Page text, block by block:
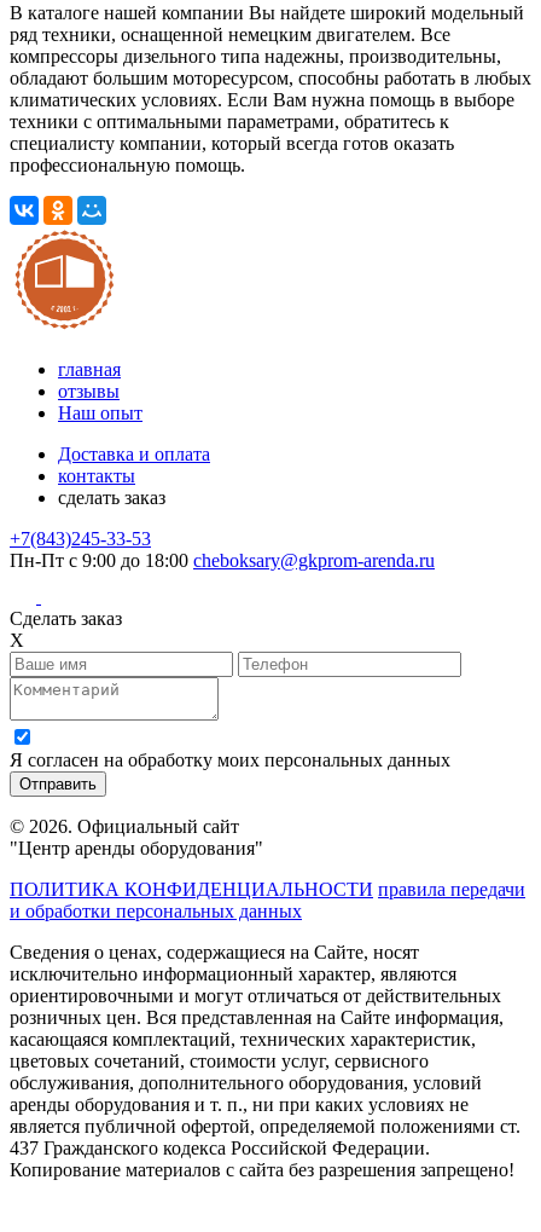
В каталоге нашей компании Вы найдете широкий модельный
ряд техники, оснащенной немецким двигателем. Все
компрессоры дизельного типа надежны, производительны,
обладают большим моторесурсом, способны работать в любых
климатических условиях. Если Вам нужна помощь в выборе
техники с оптимальными параметрами, обратитесь к
специалисту компании, который всегда готов оказать
профессиональную помощь.
главная
отзывы
Наш опыт
Доставка и оплата
контакты
сделать заказ
+7(843)245-33-53
Пн-Пт с 9:00 до 18:00 cheboksary@gkprom-arenda.ru
Сделать заказ
X
Я согласен на обработку моих персональных данных
© 2026. Официальный сайт
"Центр аренды оборудования"
ПОЛИТИКА КОНФИДЕНЦИАЛЬНОСТИ правила передачи
и обработки персональных данных
Сведения о ценах, содержащиеся на Сайте, носят
исключительно информационный характер, являются
ориентировочными и могут отличаться от действительных
розничных цен. Вся представленная на Сайте информация,
касающаяся комплектаций, технических характеристик,
цветовых сочетаний, стоимости услуг, сервисного
обслуживания, дополнительного оборудования, условий
аренды оборудования и т. п., ни при каких условиях не
является публичной офертой, определяемой положениями ст.
437 Гражданского кодекса Российской Федерации.
Копирование материалов с сайта без разрешения запрещено!